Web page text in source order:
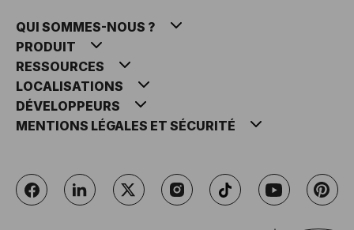
QUI SOMMES-NOUS ?
PRODUIT
RESSOURCES
LOCALISATIONS
DÉVELOPPEURS
MENTIONS LÉGALES ET SÉCURITÉ